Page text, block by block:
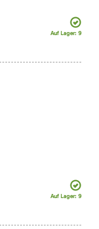
Auf Lager: 9
Auf Lager: 9